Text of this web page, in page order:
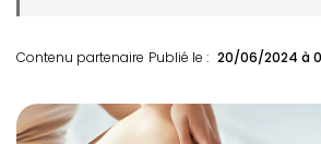
Contenu partenaire Publié le : 20/06/2024 à